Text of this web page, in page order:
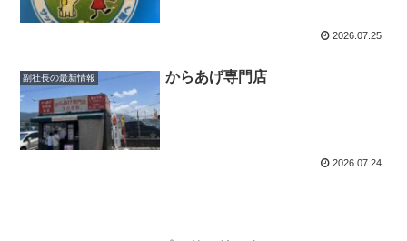
2026.07.25
副社長の最新情報 からあげ専門店
2026.07.24